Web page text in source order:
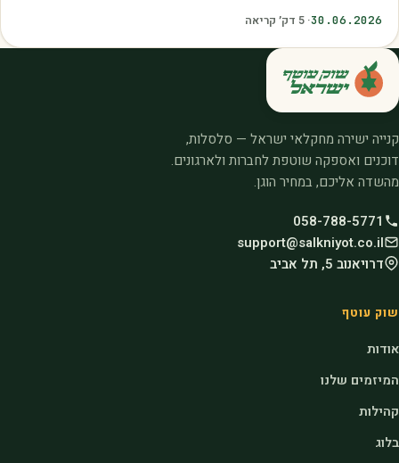
30.06.2026
·
5 דק׳ קריאה
קנייה ישירה מחקלאי ישראל — סלסלות,
דוכנים ואספקה שוטפת לחברות ולארגונים.
מהשדה אליכם, במחיר הוגן.
058-788-5771
support@salkniyot.co.il
דרויאנוב 5, תל אביב
שוק עוטף
אודות
המיזמים שלנו
קהילות
בלוג